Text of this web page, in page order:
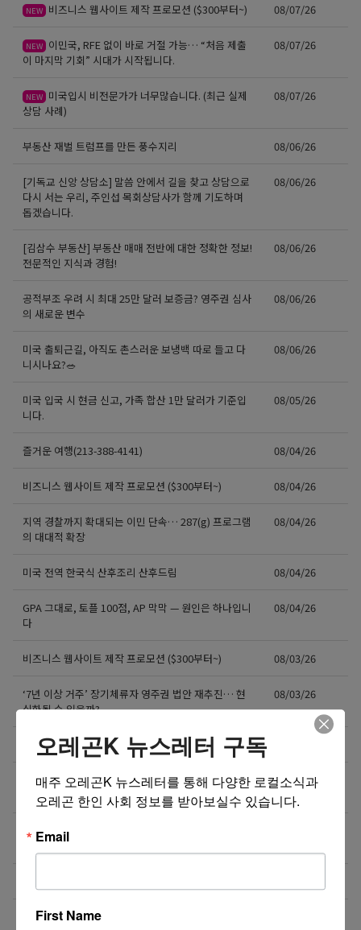
NEW 비즈니스 웹사이트 제작 프로모션 ($300부터~) 08/07/26
NEW 이민국, RFE 없이 바로 거절 가능… “처음 제출
이 마지막 기회” 시대가 시작됩니다.
08/07/26
NEW 미국입시 비전문가가 너무많습니다. (최근 실제
상담 사례)
08/07/26
부동산 재벌 트럼프를 만든 풍수지리 08/06/26
[기독교 신앙 상담소] 말씀 안에서 길을 찾고 상담으로
다시 서는 우리, 주인섭 목회상담사가 함께 기도하며
돕겠습니다.
08/06/26
[김삼수 부동산] 부동산 매매 전반에 대한 정확한 정보!
전문적인 지식과 경험!
08/06/26
공적부조 우려 시 최대 25만 달러 보증금? 영주권 심사
의 새로운 변수
08/06/26
미국 출퇴근길, 아직도 촌스러운 보냉백 따로 들고 다
니시나요?🥗
08/06/26
미국 입국 시 현금 신고, 가족 합산 1만 달러가 기준입
니다.
08/05/26
즐거운 여행(213-388-4141) 08/04/26
비즈니스 웹사이트 제작 프로모션 ($300부터~) 08/04/26
지역 경찰까지 확대되는 이민 단속… 287(g) 프로그램
의 대대적 확장
08/04/26
미국 전역 한국식 산후조리 산후드림 08/04/26
GPA 그대로, 토플 100점, AP 막막 — 원인은 하나입니
다
08/04/26
비즈니스 웹사이트 제작 프로모션 ($300부터~) 08/03/26
‘7년 이상 거주’ 장기체류자 영주권 법안 재추진… 현
실화될 수 있을까?
08/03/26
비즈니스 웹사이트 제작 프로모션 ($300부터~)
액막이가 필요한 지금! 저주를 막아주는 타로부적을 저
장하세요
08/01/26
[8월 무료] 공대 교수가 설명하는 AP Physics1 물리
온라인 강의
더보기 >>
오레곤K 뉴스레터 구독
매주 오레곤K 뉴스레터를 통해 다양한 로컬소식과
오레곤 한인 사회 정보를 받아보실수 있습니다.
Email
First Name